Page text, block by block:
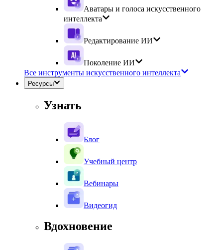
Аватары и голоса искусственного
интеллекта
Редактирование ИИ
Поколение ИИ
Все инструменты искусственного интеллекта
Ресурсы
Узнать
Блог
Учебный центр
Вебинары
Видеогид
Вдохновение